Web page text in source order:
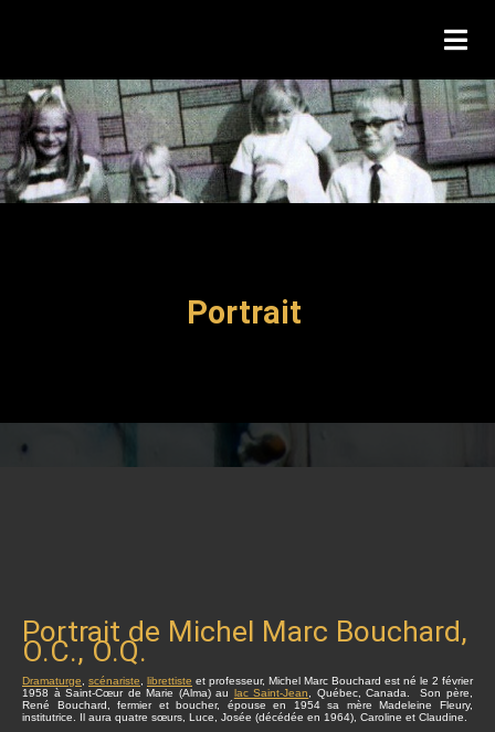
Portrait
Portrait de Michel Marc Bouchard,
O.C., O.Q.
Dramaturge scénariste librettiste et professeur, Michel Marc Bouchard est né le 2 février
1958 à Saint-Cœur de Marie (Alma) au lac Saint-Jean
, Québec, Canada. Son père,
René Bouchard, fermier et boucher, épouse en 1954 sa mère Madeleine Fleury,
institutrice. Il aura quatre sœurs, Luce, Josée (décédée en 1964), Caroline et Claudine.